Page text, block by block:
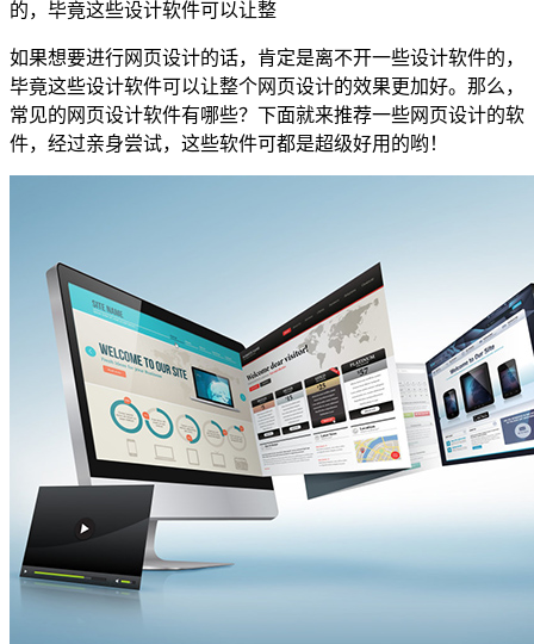
的，毕竟这些设计软件可以让整
如果想要进行网页设计的话，肯定是离不开一些设计软件的，
毕竟这些设计软件可以让整个网页设计的效果更加好。那么，
常见的网页设计软件有哪些？下面就来推荐一些网页设计的软
件，经过亲身尝试，这些软件可都是超级好用的哟！